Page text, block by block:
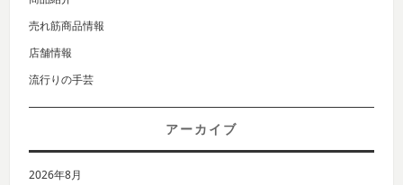
売れ筋商品情報
店舗情報
流行りの手芸
アーカイブ
2026年8月